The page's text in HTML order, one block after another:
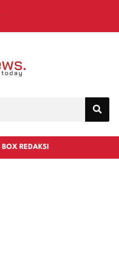
BOX REDAKSI